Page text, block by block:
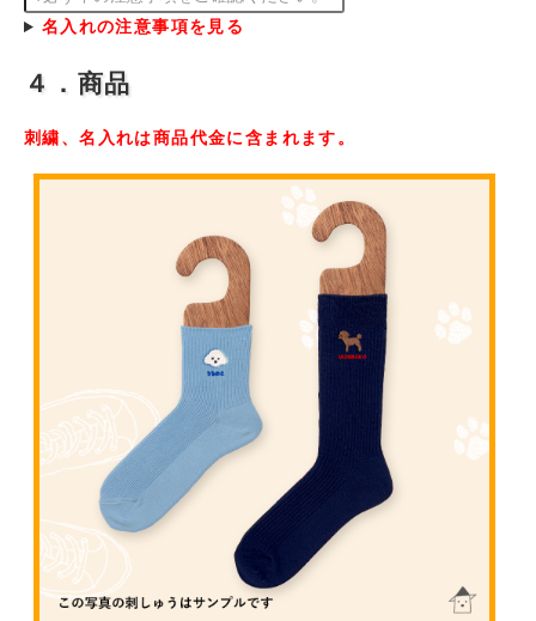
名入れの注意事項を見る
４．商品
刺繍、名入れは商品代金に含まれます。